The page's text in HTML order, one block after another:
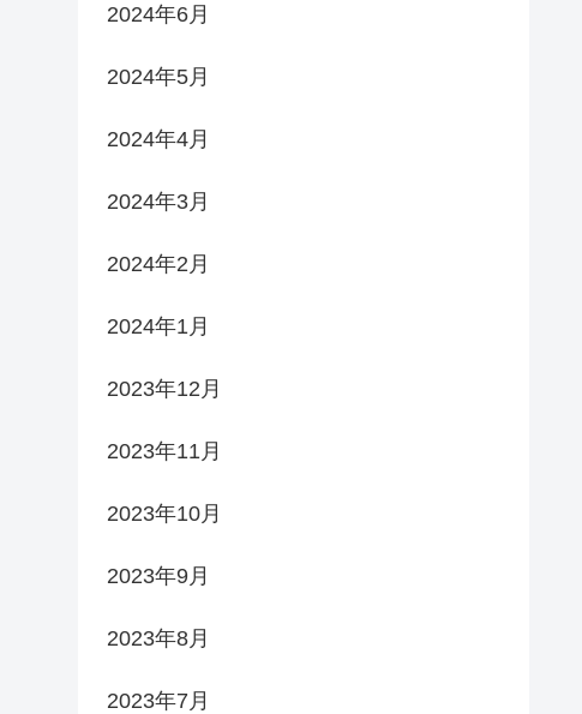
2024年6月
2024年5月
2024年4月
2024年3月
2024年2月
2024年1月
2023年12月
2023年11月
2023年10月
2023年9月
2023年8月
2023年7月